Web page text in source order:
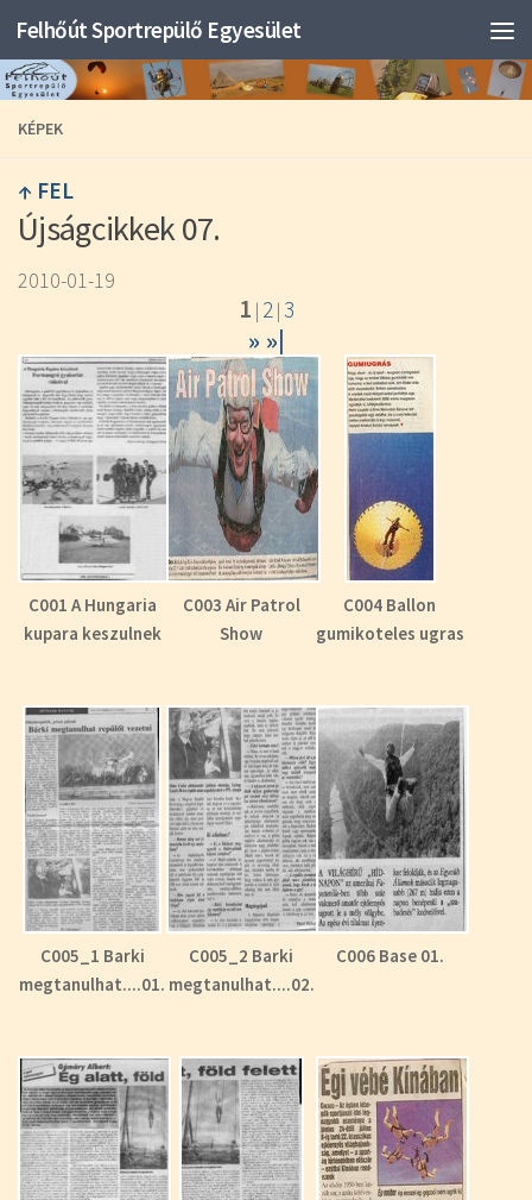
Felhőút Sportrepülő Egyesület
KÉPEK
↑ FEL
Újságcikkek 07.
2010-01-19
1 | 2| 3
» »|
C001 A Hungaria
kupara keszulnek
C003 Air Patrol
Show
C004 Ballon
gumikoteles ugras
C005_1 Barki
megtanulhat....01.
C005_2 Barki
megtanulhat....02.
C006 Base 01.